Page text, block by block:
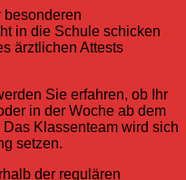
besonderen
in die Schule schicken
ärztlichen Attests
Sie erfahren, ob Ihr
in der Woche ab dem
Klassenteam wird sich
setzen.
der regulären